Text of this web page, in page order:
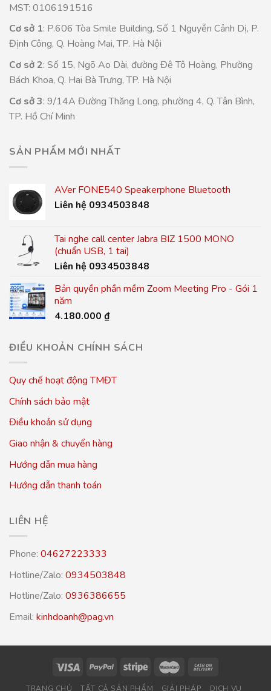
MST: 0106191516
Cơ sở 1: P.606 Tòa Smile Building, Số 1 Nguyễn Cảnh Dị, P.
Định Công, Q. Hoàng Mai, TP. Hà Nội
Cơ sở 2: Số 15, Ngõ Ao Dài, đường Đê Tô Hoàng, Phường
Bách Khoa, Q. Hai Bà Trưng, TP. Hà Nội
Cơ sở 3: 9/14A Đường Thăng Long, phường 4, Q. Tân Bình,
TP. Hồ Chí Minh
SẢN PHẨM MỚI NHẤT
AVer FONE540 Speakerphone Bluetooth
Liên hệ 0934503848
Tai nghe call center Jabra BIZ 1500 MONO
(chuẩn USB, 1 tai)
Liên hệ 0934503848
Bản quyền phần mềm Zoom Meeting Pro - Gói 1
năm
4.180.000 ₫
ĐIỀU KHOẢN CHÍNH SÁCH
Quy chế hoạt động TMĐT
Chính sách bảo mật
Điều khoản sử dụng
Giao nhận & chuyển hàng
Hướng dẫn mua hàng
Hướng dẫn thanh toán
LIÊN HỆ
Phone: 04627223333
Hotline/Zalo: 0934503848
Hotline/Zalo: 0936386655
Email: kinhdoanh@pag.vn
TRANG CHỦ TẤT CẢ SẢN PHẨM GIẢI PHÁP DỊCH VỤ